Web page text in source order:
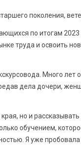
поколения,
по итогам 2023
труда и освоить
Много лет
дела дочери,
но и
обучением,
Я уже пробовала